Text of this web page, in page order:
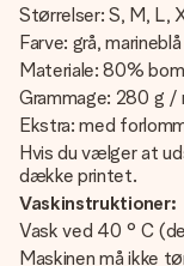
Størrelser: S, M, L,
Farve: grå,
Materiale: 80%
Grammage: 280 g /
Ekstra: med
Hvis du vælger at
dække printet.
Vaskinstruktioner:
Vask ved 40 ° C
Maskinen må ikke